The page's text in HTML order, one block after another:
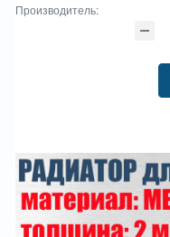
Производитель: